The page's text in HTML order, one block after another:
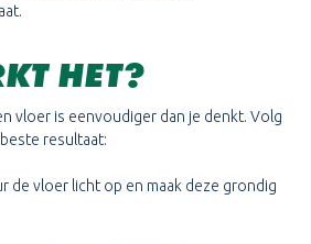
HET?
vloer is eenvoudiger dan je denkt. Volg
resultaat:
de vloer licht op en maak deze grondig